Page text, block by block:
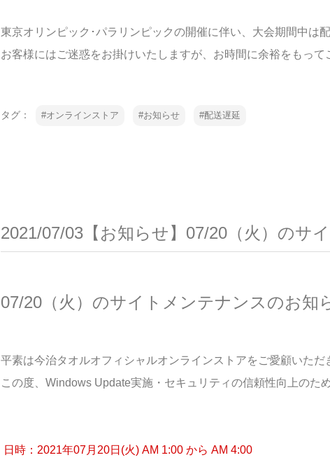
東京オリンピック･パラリンピックの開催に伴い、大会期間中は
お客様にはご迷惑をお掛けいたしますが、お時間に余裕をもって
タグ： オンラインストア お知らせ 配送遅延
2021/07/03【お知らせ】07/20（火）のサ
07/20（火）のサイトメンテナンスのお知
平素は今治タオルオフィシャルオンラインストアをご愛顧いただ
この度、Windows Update実施・セキュリティの信頼性向上のた
日時：2021年07月20日(火) AM 1:00 から AM 4:00